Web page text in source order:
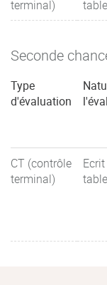
terminal)
table
Seconde
Type
d'évaluation
CT (contrôle
terminal)
table